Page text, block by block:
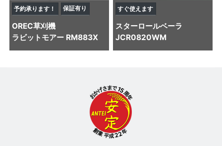
予約承ります！ 保証有り
OREC草刈機
ラビットモアー RM883X
すぐ使えます
スターロールベーラ
JCR0820WM